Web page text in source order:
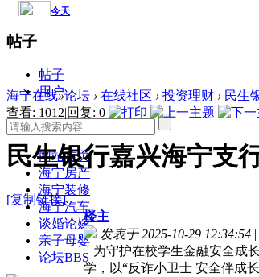
帖子
帖子
用户
网站首页
海宁房产
海宁装修
海宁汽车
谈婚论嫁
亲子母婴
论坛BBS
海宁在线»论坛 › 在线社区 › 投资理财 › 民生
查看: 1012|回复: 0
民生银行嘉兴海宁支
[复制链接]
楼主
发表于 2025-10-29 12:34:54 |
为守护在校学生金融安全成长
学，以“反诈小卫士 安全伴成